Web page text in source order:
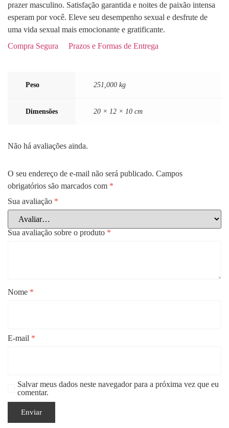
prazer masculino. Satisfação garantida e noites de paixão intensa
esperam por você. Eleve seu desempenho sexual e desfrute de
uma vida sexual mais emocionante e gratificante.
Compra Segura
Prazos e Formas de Entrega
Peso 251,000 kg
Dimensões 20 × 12 × 10 cm
Não há avaliações ainda.
O seu endereço de e-mail não será publicado. Campos
obrigatórios são marcados com *
Sua avaliação *
Sua avaliação sobre o produto *
Nome *
E-mail *
Salvar meus dados neste navegador para a próxima vez que eu
comentar.